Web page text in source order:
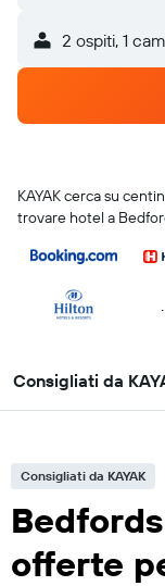
2 ospiti, 1
KAYAK cerca su
trovare hotel a
Consigliati da
Consigliati da KAYAK
offerte